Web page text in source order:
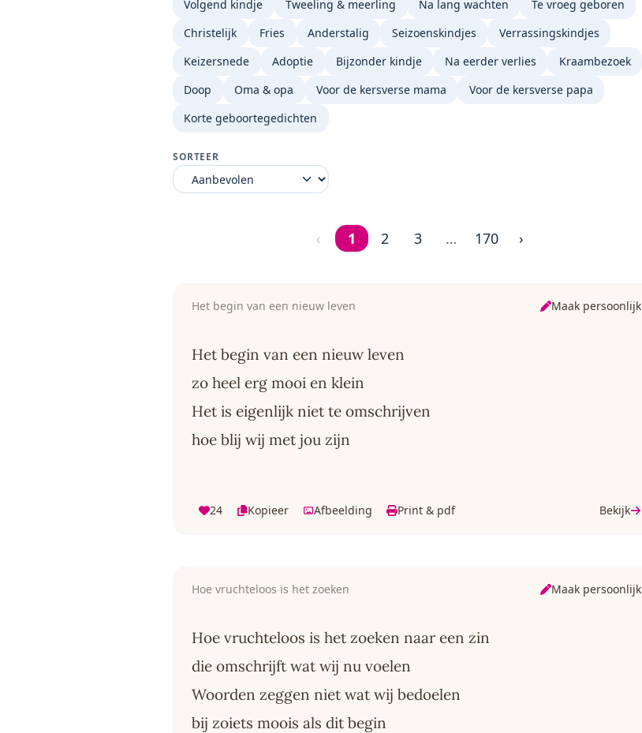
Volgend kindje Tweeling & meerling Na lang wachten
Te vroeg geboren
Christelijk
Fries Anderstalig Seizoenskindjes
Verrassingskindjes
Keizersnede
Adoptie Bijzonder kindje Na eerder verlies
Kraambezoek
Doop
Oma & opa Voor de kersverse mama
Voor de kersverse papa
Korte geboortegedichten
SORTEER
Pagina 1 van 170
‹ 1 2 3 … 170 ›
Het begin van een nieuw leven Maak persoonlijk
Het begin van een nieuw leven
zo heel erg mooi en klein
Het is eigenlijk niet te omschrijven
hoe blij wij met jou zijn
24 Kopieer Afbeelding Print & pdf Bekijk
Hoe vruchteloos is het zoeken Maak persoonlijk
Hoe vruchteloos is het zoeken naar een zin
die omschrijft wat wij nu voelen
Woorden zeggen niet wat wij bedoelen
bij zoiets moois als dit begin